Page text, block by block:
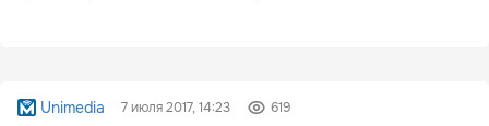
Unimedia 7 июля 2017, 14:23 619